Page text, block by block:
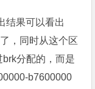
结果可以看出
，同时从这个区
分配的，而是
b7600000